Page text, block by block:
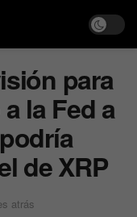
para
la Fed a
de XRP
atrás